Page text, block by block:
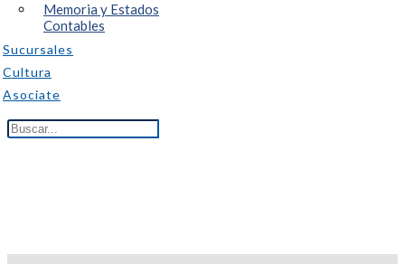
Memoria y Estados
Contables
Sucursales
Cultura
Asociate